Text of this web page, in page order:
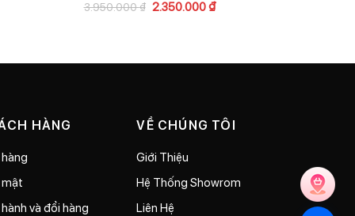
3.950.000₫ 2.350.000₫
HÀNG
mật
và đổi hàng
VỀ CHÚNG TÔI
Giới Thiệu
Hệ Thống Showrom
Liên Hệ